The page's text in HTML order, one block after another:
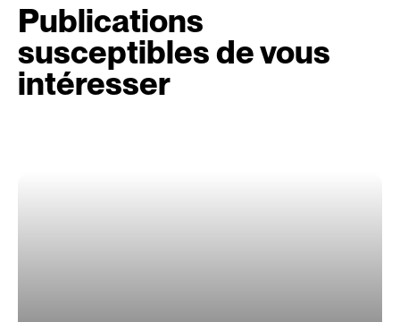
Publications
susceptibles de vous
intéresser